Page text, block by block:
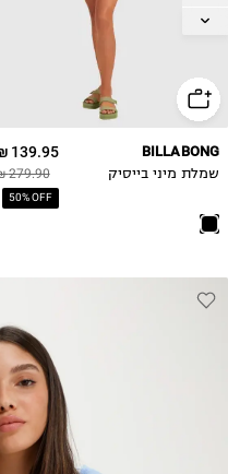
L
139.95 ₪
279.90 ₪
50% OFF
BILLABONG
שמלת מיני בייסיק